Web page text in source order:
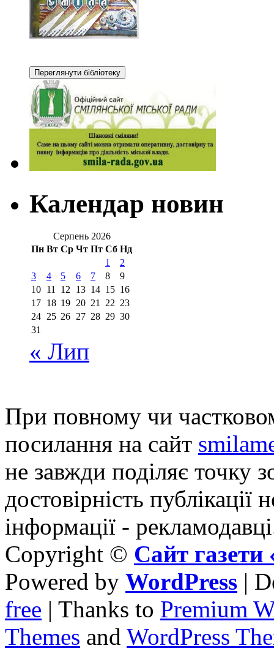
Календар новин
Серпень 2026
Пн Вт Ср Чт Пт Сб Нд
1
2
3
4 5 6 7 8
9
10 11 12 13 14 15 16
17 18 19 20 21 22 23
24 25 26 27 28 29 30
31
« Лип
При повному чи
посилання на сайт
не завжди поділяє точку
достовірність публікації
інформації -
Copyright © Сайт
Powered by WordPress |
free | Thanks to Premium
Themes and WordPress